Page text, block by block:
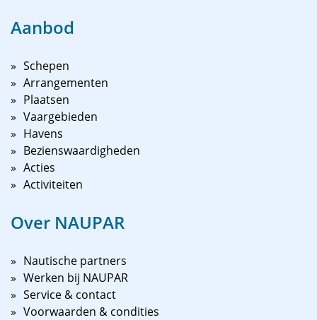
Aanbod
Schepen
Arrangementen
Plaatsen
Vaargebieden
Havens
Bezienswaardigheden
Acties
Activiteiten
Over NAUPAR
Nautische partners
Werken bij NAUPAR
Service & contact
Voorwaarden & condities